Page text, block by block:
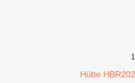
1
Hütte HBR202